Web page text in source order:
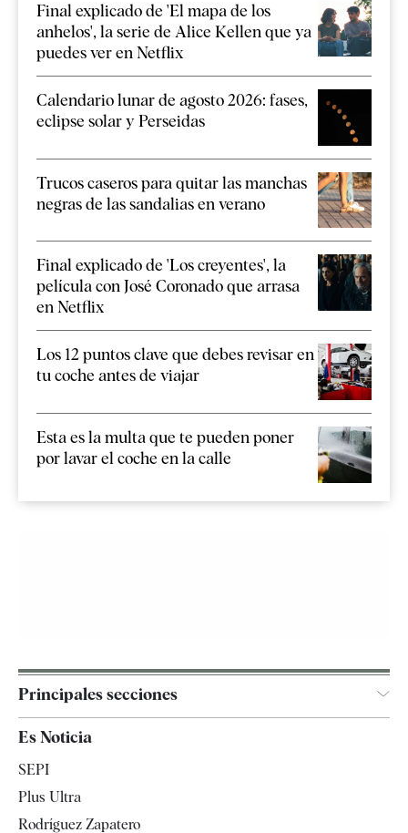
Final explicado de 'El mapa de los
anhelos', la serie de Alice Kellen que ya
puedes ver en Netflix
Calendario lunar de agosto 2026: fases,
eclipse solar y Perseidas
Trucos caseros para quitar las manchas
negras de las sandalias en verano
Final explicado de 'Los creyentes', la
película con José Coronado que arrasa
en Netflix
Los 12 puntos clave que debes revisar en
tu coche antes de viajar
Esta es la multa que te pueden poner
por lavar el coche en la calle
Principales secciones
Es Noticia
SEPI
Plus Ultra
Rodríguez Zapatero